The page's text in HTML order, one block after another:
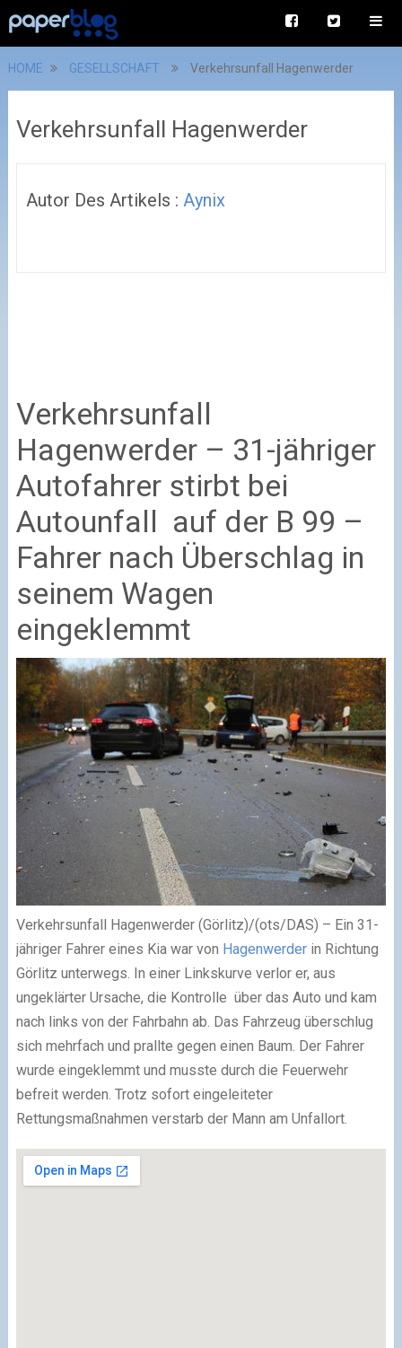
HOME GESELLSCHAFT Verkehrsunfall Hagenwerder
Verkehrsunfall Hagenwerder
Autor Des Artikels : Aynix
Verkehrsunfall
Hagenwerder – 31-jähriger
Autofahrer stirbt bei
Autounfall auf der B 99 –
Fahrer nach Überschlag in
seinem Wagen
eingeklemmt
Verkehrsunfall Hagenwerder (Görlitz)/(ots/DAS) – Ein 31-
jähriger Fahrer eines Kia war von Hagenwerderin Richtung
Görlitz unterwegs. In einer Linkskurve verlor er, aus
ungeklärter Ursache, die Kontrolle über das Auto und kam
nach links von der Fahrbahn ab. Das Fahrzeug überschlug
sich mehrfach und prallte gegen einen Baum. Der Fahrer
wurde eingeklemmt und musste durch die Feuerwehr
befreit werden. Trotz sofort eingeleiteter
Rettungsmaßnahmen verstarb der Mann am Unfallort.